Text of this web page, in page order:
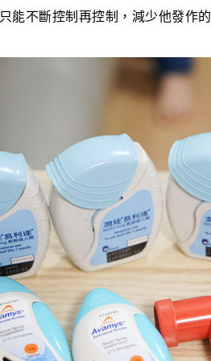
能不斷控制再控制，減少他發作